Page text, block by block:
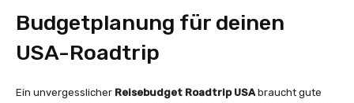
Budgetplanung für deinen
USA-Roadtrip
Ein unvergesslicher Reisebudget Roadtrip USA braucht gute